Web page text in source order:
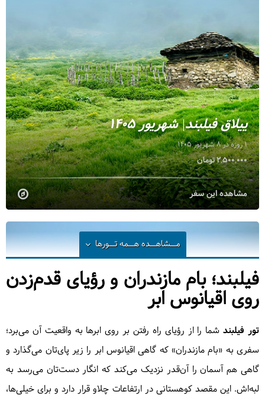
ییلاق فیلبند| شهریور 1405
1 روزه در 8 شهریور 1405
2,500,000 تومان
مشاهده این سفر
مــشاهــدههــمه تــورها
فیلبند؛ بام مازندران و رؤیای قدم‌زدن
روی اقیانوس ابر
تور فیلبندشما را از رؤیای راه رفتن بر روی ابرها به واقعیت آن می‌برد؛
سفری به «بام مازندران» که گاهی اقیانوس ابر را زیر پای‌تان می‌گذارد و
گاهی هم آسمان را آن‌قدر نزدیک می‌کند که انگار دست‌تان می‌رسد به
لبه‌اش. این مقصد کوهستانی در ارتفاعات چلاو قرار دارد و برای خیلی‌ها،